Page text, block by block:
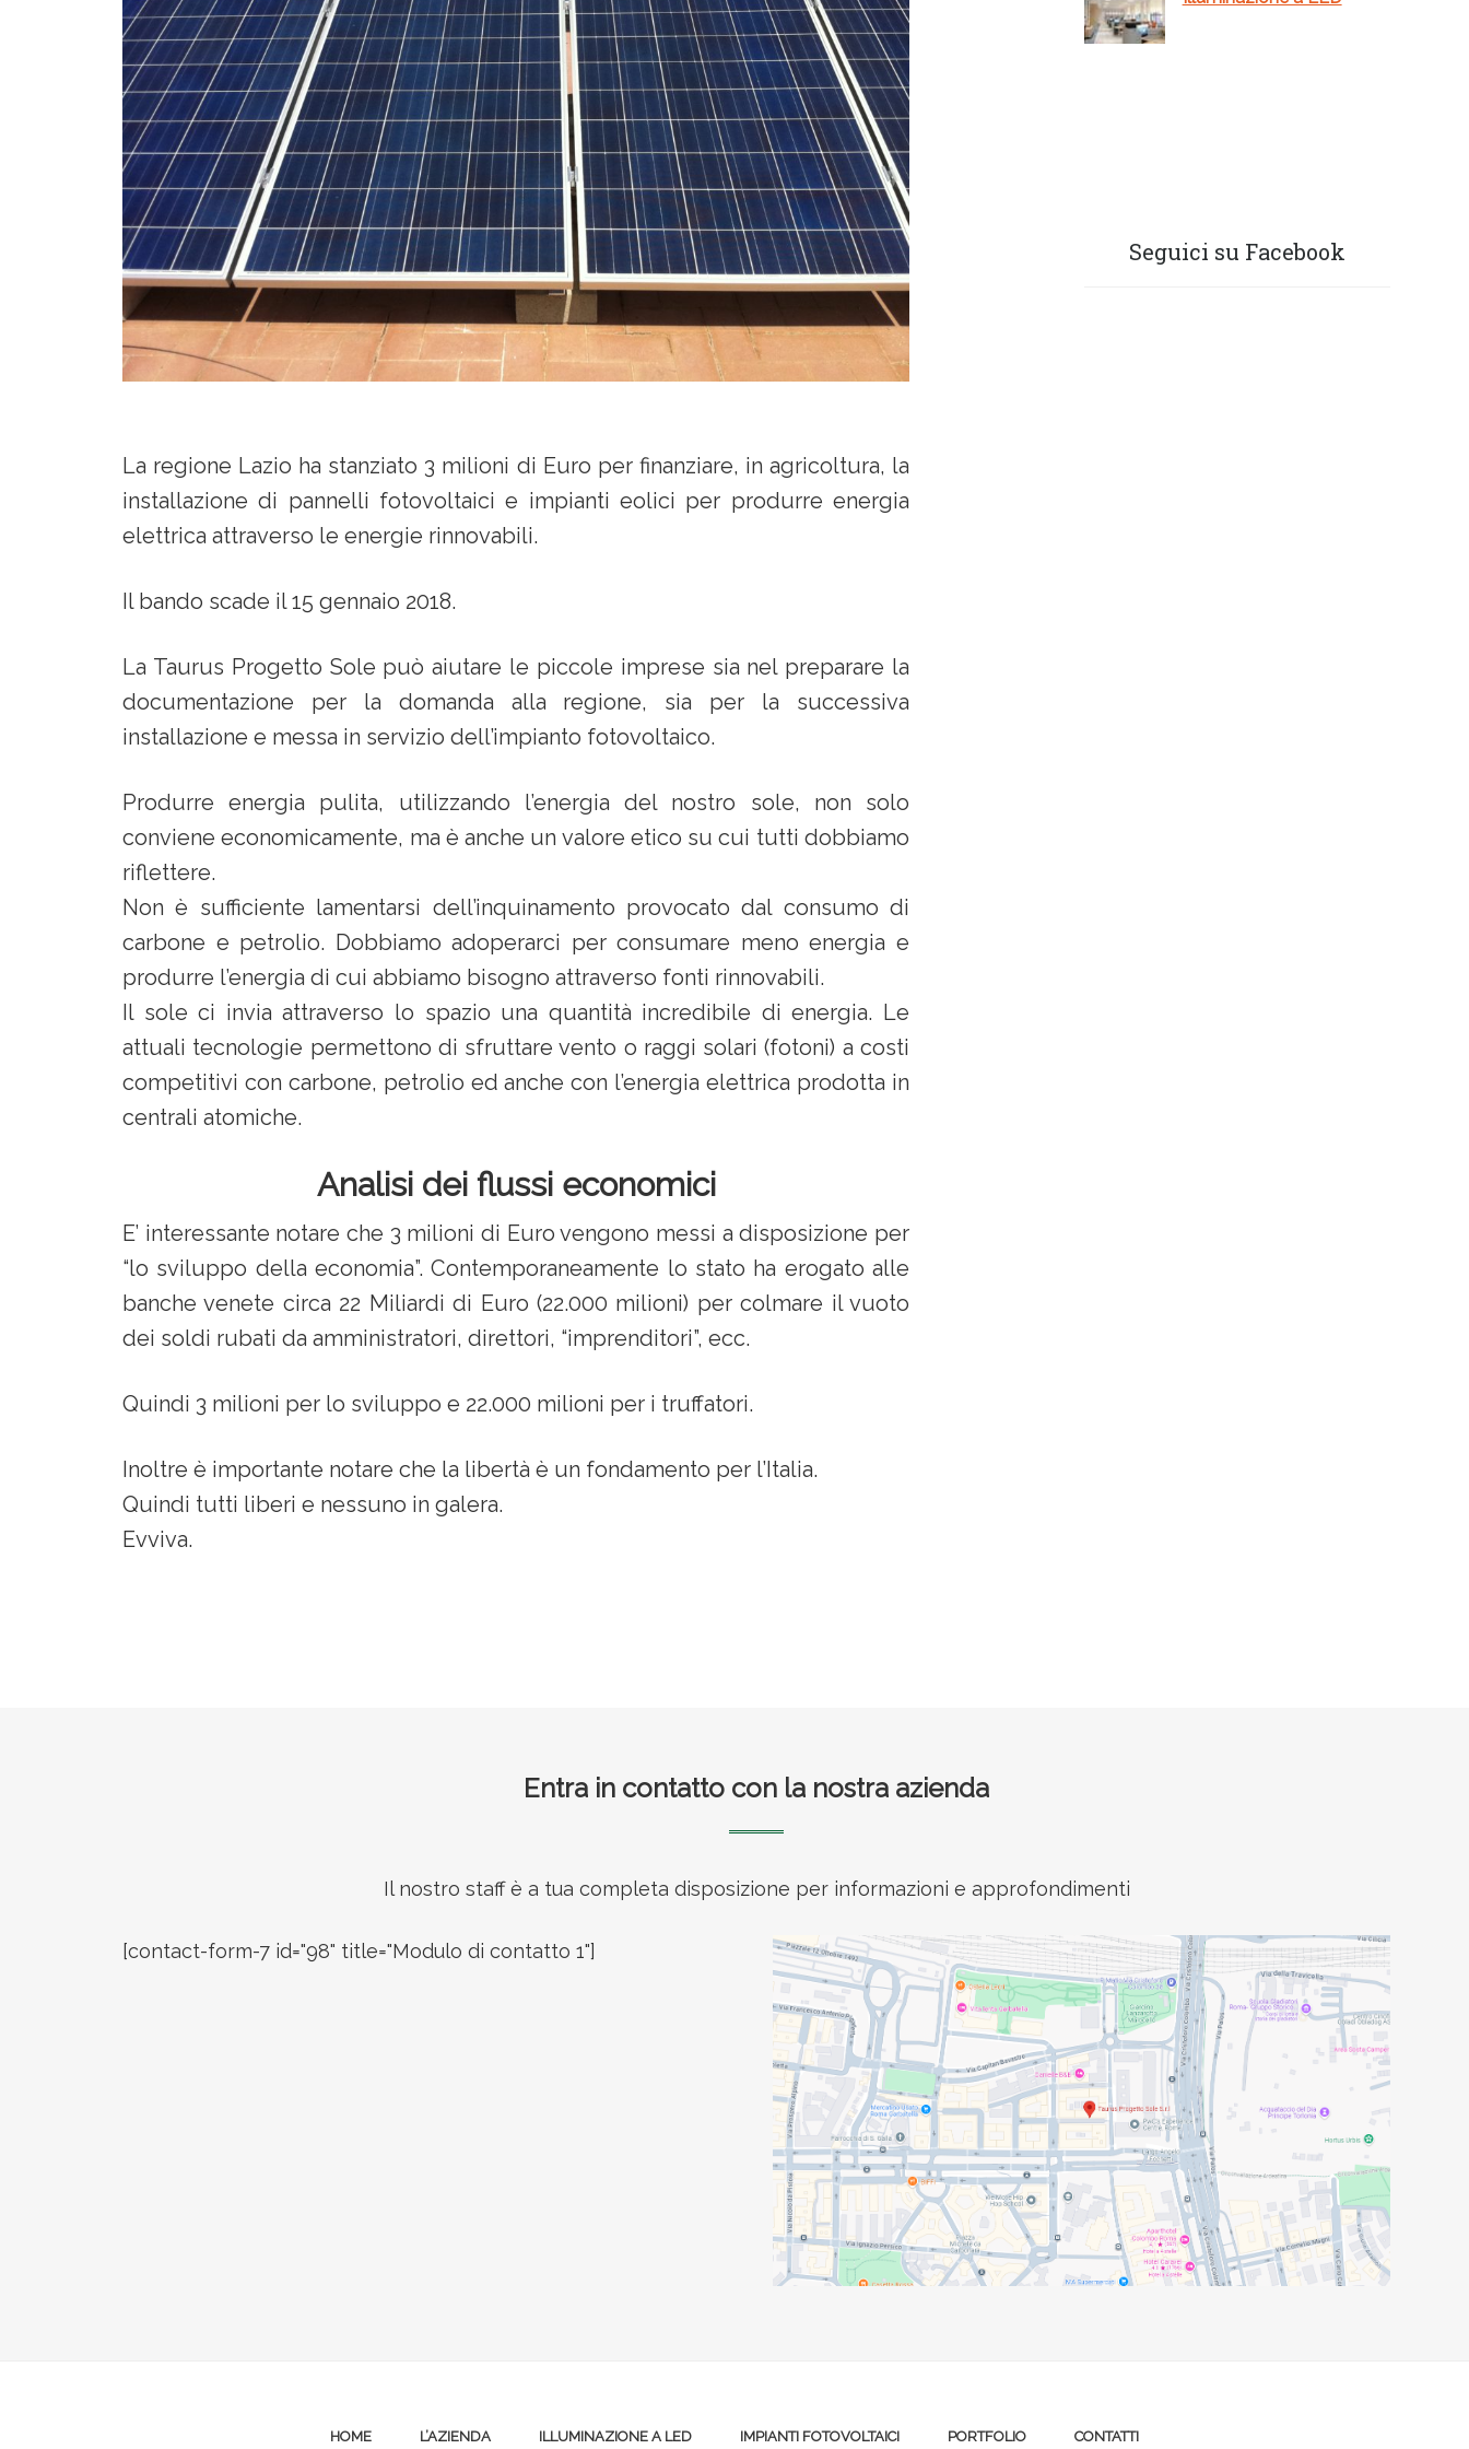
La regione Lazio ha stanziato 3 milioni di Euro per finanziare, in agricoltura, la
installazione di pannelli fotovoltaici e impianti eolici per produrre energia
elettrica attraverso le energie rinnovabili.
Il bando scade il 15 gennaio 2018.
La Taurus Progetto Sole può aiutare le piccole imprese sia nel preparare la
documentazione per la domanda alla regione, sia per la successiva
installazione e messa in servizio dell’impianto fotovoltaico.
Produrre energia pulita, utilizzando l’energia del nostro sole, non solo
conviene economicamente, ma è anche un valore etico su cui tutti dobbiamo
riflettere.
Non è sufficiente lamentarsi dell’inquinamento provocato dal consumo di
carbone e petrolio. Dobbiamo adoperarci per consumare meno energia e
produrre l’energia di cui abbiamo bisogno attraverso fonti rinnovabili.
Il sole ci invia attraverso lo spazio una quantità incredibile di energia. Le
attuali tecnologie permettono di sfruttare vento o raggi solari (fotoni) a costi
competitivi con carbone, petrolio ed anche con l’energia elettrica prodotta in
centrali atomiche.
Analisi dei flussi economici
E’ interessante notare che 3 milioni di Euro vengono messi a disposizione per
“lo sviluppo della economia”. Contemporaneamente lo stato ha erogato alle
banche venete circa 22 Miliardi di Euro (22.000 milioni) per colmare il vuoto
dei soldi rubati da amministratori, direttori, “imprenditori”, ecc.
Quindi 3 milioni per lo sviluppo e 22.000 milioni per i truffatori.
Inoltre è importante notare che la libertà è un fondamento per l’Italia.
Quindi tutti liberi e nessuno in galera.
Evviva.
Seguici su Facebook
Entra in contatto con la nostra azienda
Il nostro staff è a tua completa disposizione per informazioni e approfondimenti
[contact-form-7 id="98" title="Modulo di contatto 1"]
HOME L’AZIENDA ILLUMINAZIONE A LED IMPIANTI FOTOVOLTAICI PORTFOLIO CONTATTI